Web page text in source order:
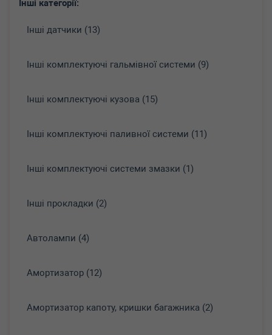
Інші категорії:
Інші датчики (13)
Інші комплектуючі гальмівної системи (9)
Інші комплектуючі кузова (15)
Інші комплектуючі паливної системи (11)
Інші комплектуючі системи змазки (1)
Інші прокладки (2)
Автолампи (4)
Амортизатор (12)
Амортизатор капоту, кришки багажника (2)